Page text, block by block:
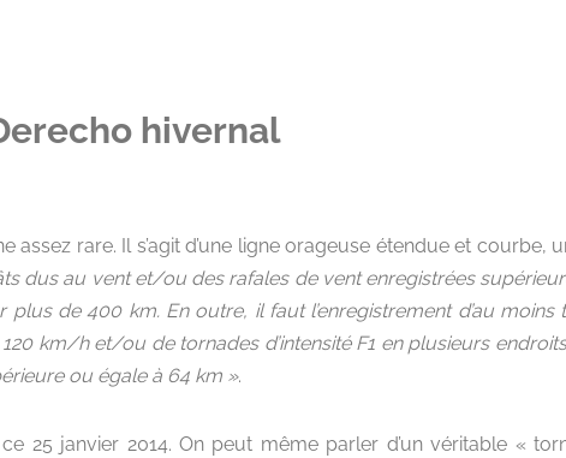
hivernal
assez rare. Il s’agit d’une ligne orageuse étendue et courbe,
dus au vent et/ou des rafales de vent enregistrées
plus de 400 km. En outre, il faut l’enregistrement d’au
km/h et/ou de tornades d’intensité F1 en plusieurs
ou égale à 64 km ».
25 janvier 2014. On peut même parler d’un véritable «